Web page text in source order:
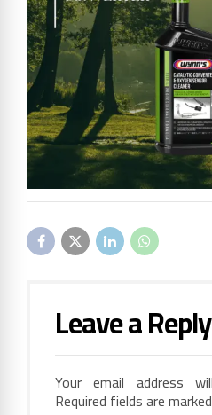
Leave a Reply
Your email address
Required fields are